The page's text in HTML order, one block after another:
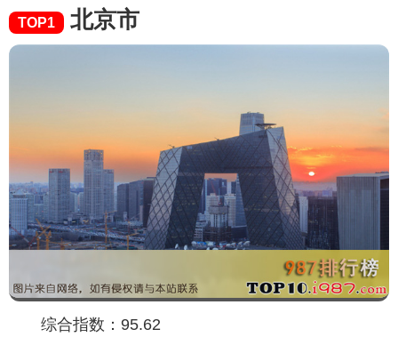
TOP1 北京市
综合指数：95.62